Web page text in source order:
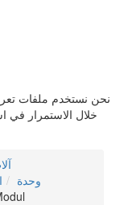
نحن نستخدم ملفات
خلال الاستمرار في
وحدة